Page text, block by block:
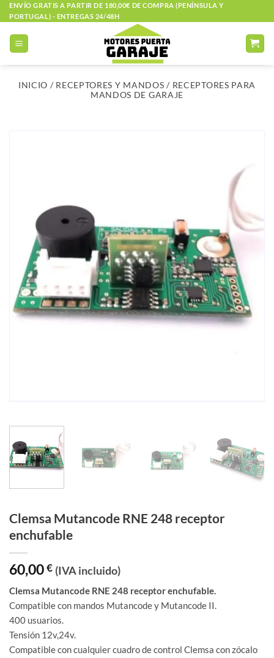
Saltar
al
contenido
ENVÍO GRATIS A PARTIR DE 180,00€ DE COMPRA (PENÍNSULA Y
PORTUGAL) - ENTREGAS 24/48H
INICIO / RECEPTORES Y MANDOS / RECEPTORES PARA
MANDOS DE GARAJE
Clemsa Mutancode RNE 248 receptor
enchufable
60,00€ (IVA incluido)
Clemsa Mutancode RNE 248 receptor enchufable.
Compatible con mandos Mutancode y Mutancode II.
400 usuarios.
Tensión 12v,24v.
Compatible con cualquier cuadro de control Clemsa con zócalo